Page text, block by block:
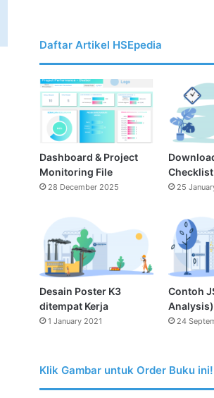
Daftar Artikel HSEpedia
Dashboard & Project
Monitoring File
28 December 2025
Checklist
25
Desain Poster K3
ditempat Kerja
1 January 2021
Contoh
Analysis)
24
Klik Gambar untuk Order Buku ini!